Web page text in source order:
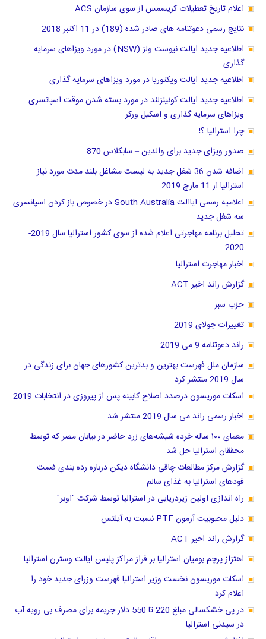
اعلام تاریخ تعطیلات کریسمس از سوی سازمان ACS
نتایج رسمی دعوتنامه های صادر شده (189) در 11 اکتبر 2018
اطلاعیه جدید ایالت نیوست ولز (NSW) در مورد ویزاهای سرمایه
گذاری
اطلاعیه جدید ایالت ویکتوریا در مورد ویزاهای سرمایه گذاری
اطلاعیه جدید ایالت کوئینزلند در مورد بسته شدن موقت اسپانسری
ویزاهای سرمایه گذاری و اسکیل ورکر
چرا استرالیا ؟!
صدور ویزای جدید برای والدین – سابکلاس 870
اضافه شدن 36 شغل جدید به لیست مشاغل بلند مدت مورد نیاز
استرالیا از 11 مارچ 2019
اعلامیه رسمی ایاالت South Australia در خصوص باز کردن اسپانسری
سه شغل جدید
تحلیل برنامه مهاجرتی اعلام شده از سوی کشور استرالیا سال 2019-
2020
اخبار مهاجرت استرالیا
گزارش راند اخیر ACT
حزب سبز
تغییرات جولای 2019
راند دعوتنامه 9 می 2019
سازمان ملل فهرست بهترین و بدترین کشور‌های جهان برای زندگی در
سال 2019 منتشر کرد
اسکات موریسون درصدد اصلاح کابینه پس از پیروزی در انتخابات 2019
اخبار رسمی راند می سال 2019 منتشر شد
معمای ۱۰۰ ساله خرده شیشه‌های زرد حاضر در بیابان مصر که توسط
محققان استرالیا حل شد
گزارش مرکز مطالعات چاقی دانشگاه دیکن درباره رده بندی فست
فودهای استرالیا به غذای سالم
راه اندازی اولین زیردریایی در استرالیا توسط شرکت "اوبر"
دلیل محبوبیت آزمون PTE نسبت به آیلتس
گزارش راند اخیر ACT
اهتزاز پرچم بومیان استرالیا بر فراز مراکز پلیس ایالت وسترن استرالیا
اسکات موریسون نخست وزیر استرالیا فهرست وزرای جدید خود را
اعلام کرد
در پی خشکسالی مبلغ 220 تا 550 دلار جریمه برای مصرف بی رویه آب
در سیدنی استرالیا